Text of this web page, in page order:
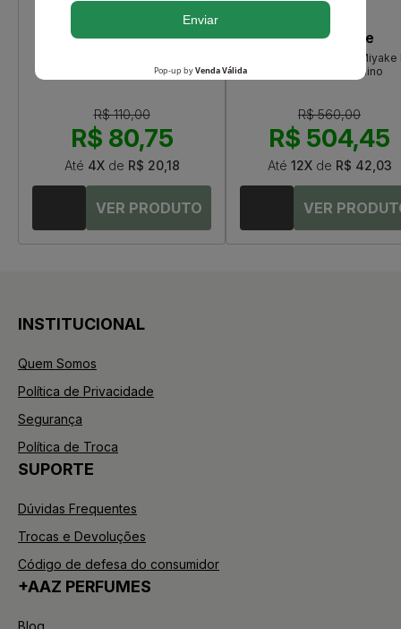
Real Time
Parfum Feminino
R$ 110,00
R$ 80,75
Até 4Xde R$ 20,18
Issey Miyake
Lumière D'Issey Issey Miyake
De Parfum Feminino
R$ 560,00
R$ 504,45
Até 12Xde R$ 42,03
INSTITUCIONAL
Quem Somos
Política de Privacidade
Segurança
Política de Troca
SUPORTE
Dúvidas Frequentes
Trocas e Devoluções
Código de defesa do consumidor
+AAZ PERFUMES